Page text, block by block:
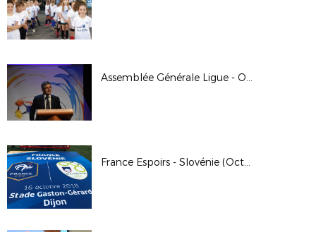
Assemblée Générale Ligue - Octobre 2018
France Espoirs - Slovénie (Octobre 2018)